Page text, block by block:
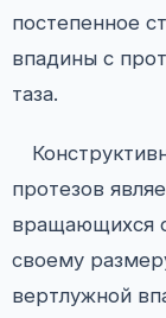
постепенное
впадины с
таза.
протезов
вращающихся
своему
вертлужной